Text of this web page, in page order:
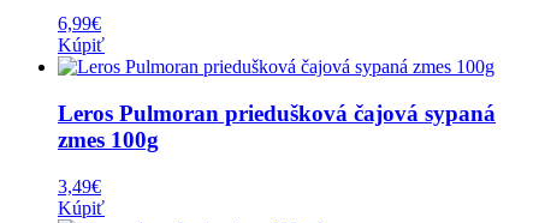
6,99€
Kúpiť
Leros Pulmoran priedušková čajová sypaná
zmes 100g
3,49€
Kúpiť